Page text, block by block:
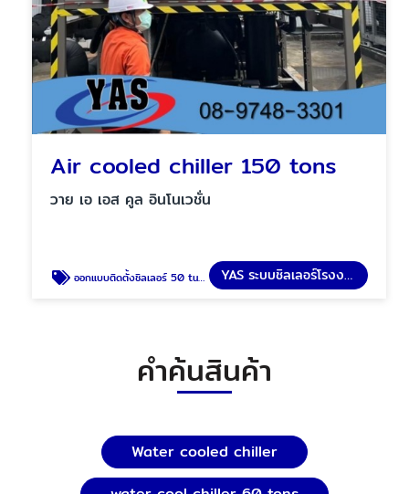
Air cooled chiller 150 tons
วาย เอ เอส คูล อินโนเวชั่น
ออกแบบติดตั้งชิลเลอร์ 50 tuns YAS ระบบชิลเลอร์โรงงาน
คำค้นสินค้า
Water cooled chiller